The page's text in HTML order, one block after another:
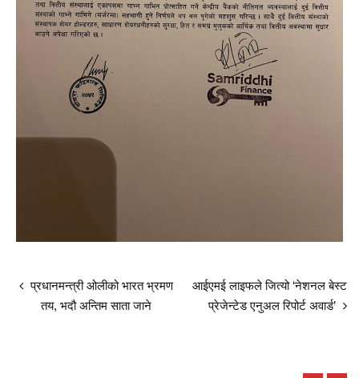
प्रधानमन्त्री ओलीको भारत भ्रमण
तय, भदौ अन्तिम साता जाने
आईएमई लाइफले जित्यो ‘नेशनल बेस्ट
प्रेजेन्टेड एनुअल रिपोर्ट अवार्ड’